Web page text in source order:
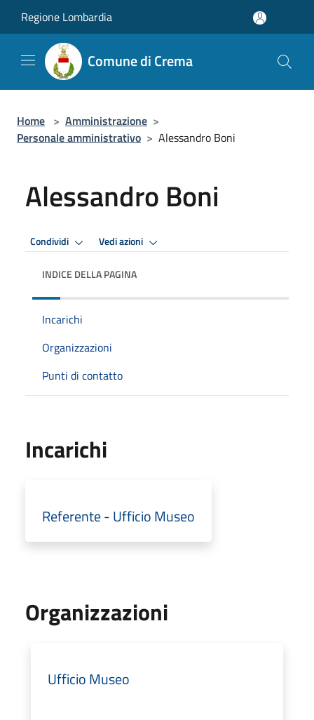
Regione Lombardia
Comune di Crema
Home > Amministrazione >
Personale amministrativo > Alessandro Boni
Alessandro Boni
Condividi Vedi azioni
INDICE DELLA PAGINA
Incarichi
Organizzazioni
Punti di contatto
Incarichi
Referente - Ufficio Museo
Organizzazioni
Ufficio Museo